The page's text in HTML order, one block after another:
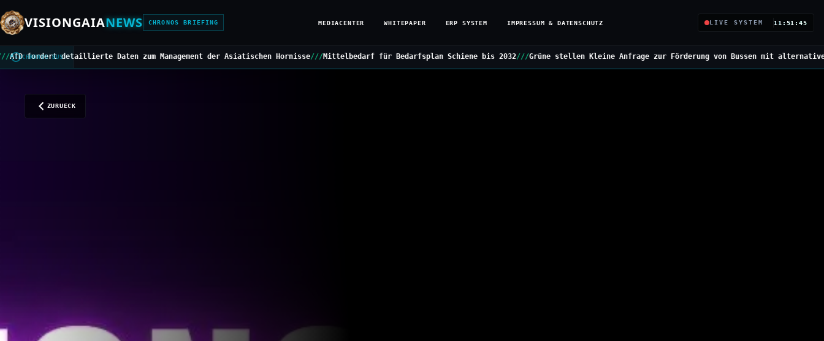
VISIONGAIANEWS CHRONOS BRIEFING MEDIACENTER WHITEPAPER ERP SYSTEM IMPRESSUM & DATENSCHUTZ LIVE SYSTEM 11:51:46
CHRONOS BUS
Daten zum Management der Asiatischen Hornisse///Mittelbedarf für Bedarfsplan Schiene bis 2032/// Grüne stellen Kleine Anfrage zur Förderung von Bussen mit alternativen Antrieben///
ZURUECK